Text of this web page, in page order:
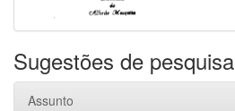
Sugestões de pesquisa
Assunto